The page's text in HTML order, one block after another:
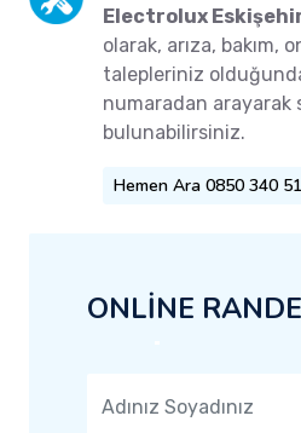
Electrolux
olarak, arıza, bakım,
talepleriniz
numaradan arayarak
bulunabilirsiniz.
Hemen Ara 0850 340
ONLİNE